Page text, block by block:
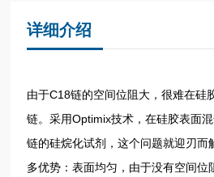
详细介绍
由于C18链的空间位阻大，很难在硅
链。采用Optimix技术，在硅胶表面
链的硅烷化试剂，这个问题就迎刃而
多优势：表面均匀，由于没有空间位